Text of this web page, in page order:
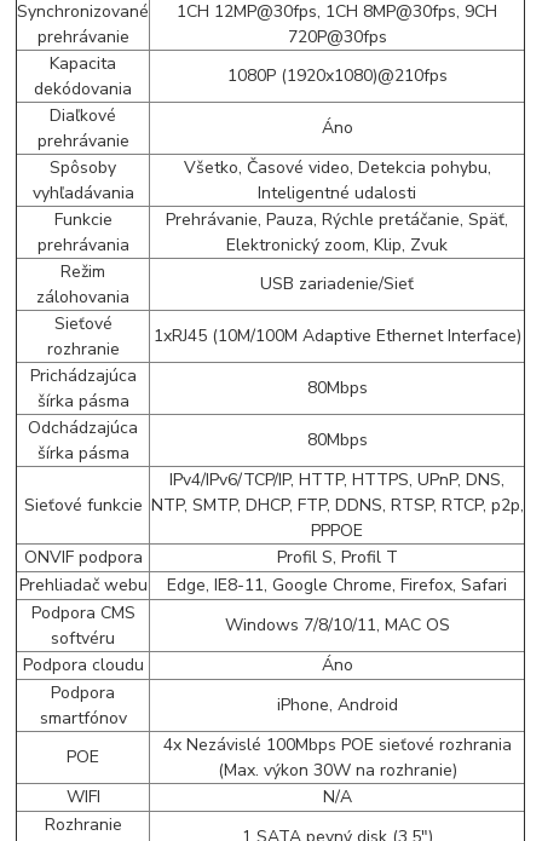
Synchronizované
prehrávanie
1CH 12MP@30fps, 1CH 8MP@30fps, 9CH
720P@30fps
Kapacita
dekódovania
1080P (1920x1080)@210fps
Diaľkové
prehrávanie
Áno
Spôsoby
vyhľadávania
Všetko, Časové video, Detekcia pohybu,
Inteligentné udalosti
Funkcie
prehrávania
Prehrávanie, Pauza, Rýchle pretáčanie, Späť,
Elektronický zoom, Klip, Zvuk
Režim
zálohovania
USB zariadenie/Sieť
Sieťové
rozhranie
1xRJ45 (10M/100M Adaptive Ethernet Interface)
Prichádzajúca
šírka pásma
80Mbps
Odchádzajúca
šírka pásma
80Mbps
Sieťové funkcie
IPv4/IPv6/TCP/IP, HTTP, HTTPS, UPnP, DNS,
NTP, SMTP, DHCP, FTP, DDNS, RTSP, RTCP, p2p,
PPPOE
ONVIF podpora
Profil S, Profil T
Prehliadač webu
Edge, IE8-11, Google Chrome, Firefox, Safari
Podpora CMS
softvéru
Windows 7/8/10/11, MAC OS
Podpora cloudu
Áno
Podpora
smartfónov
iPhone, Android
POE
4x Nezávislé 100Mbps POE sieťové rozhrania
(Max. výkon 30W na rozhranie)
WIFI
N/A
Rozhranie